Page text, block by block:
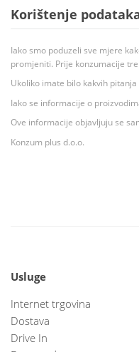
Korištenje
Iako smo poduzeli sve mjere
promjeniti. Prije konzumacije
Ukoliko imate bilo kakvih
Iako se informacije o
Ove informacije objavljuju se
Konzum plus d.o.o.
Usluge
Internet trgovina
Dostava
Drive In